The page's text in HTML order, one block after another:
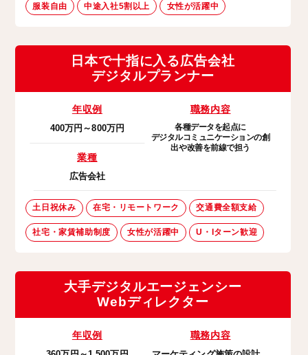
服装自由 中途入社5割以上 女性が活躍中
日本で十指に入る広告会社
デジタルプランナー
年収例
400万円～800万円
業種
広告会社
職務内容
各種データを起点に
デジタルコミュニケーションの創
出や改善を前線で担う
土日祝休み 在宅・リモートワーク 交通費全額支給
社宅・家賃補助制度 女性が活躍中 U・Iターン歓迎
大手デジタルエージェンシー
Webディレクター
年収例 職務内容